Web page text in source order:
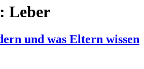
Leber
und was Eltern wissen